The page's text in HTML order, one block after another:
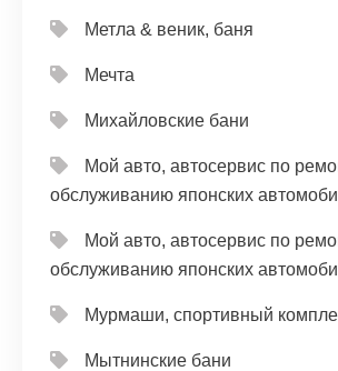
Метла & веник, баня
Мечта
Михайловские бани
Мой авто, автосервис по
обслуживанию японских
Мой авто, автосервис по
обслуживанию японских
Мурмаши, спортивный
Мытнинские бани